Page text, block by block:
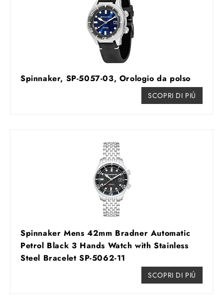
Spinnaker, SP-5057-03, Orologio da polso
SCOPRI DI PIÚ
Spinnaker Mens 42mm Bradner Automatic
Petrol Black 3 Hands Watch with Stainless
Steel Bracelet SP-5062-11
SCOPRI DI PIÚ